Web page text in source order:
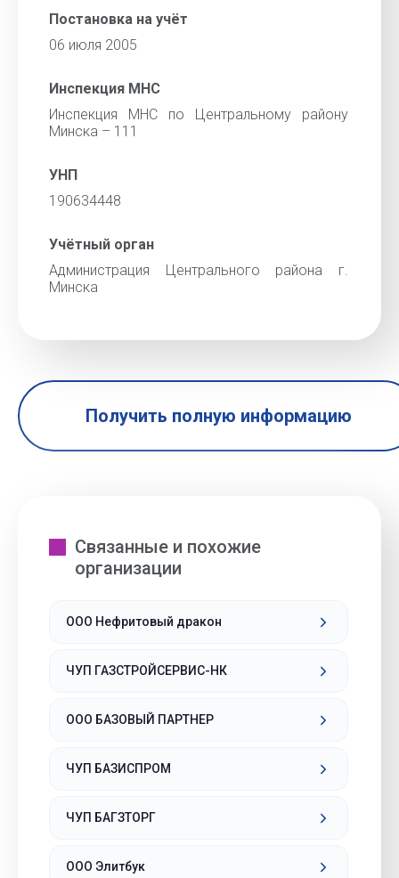
Постановка на учёт
06 июля 2005
Инспекция МНС
Инспекция МНС по Центральному району
Минска – 111
УНП
190634448
Учётный орган
Администрация Центрального района г.
Минска
Получить полную информацию
Связанные и похожие
организации
ООО Нефритовый дракон
ЧУП ГАЗСТРОЙСЕРВИС-НК
ООО БАЗОВЫЙ ПАРТНЕР
ЧУП БАЗИСПРОМ
ЧУП БАГЗТОРГ
ООО Элитбук